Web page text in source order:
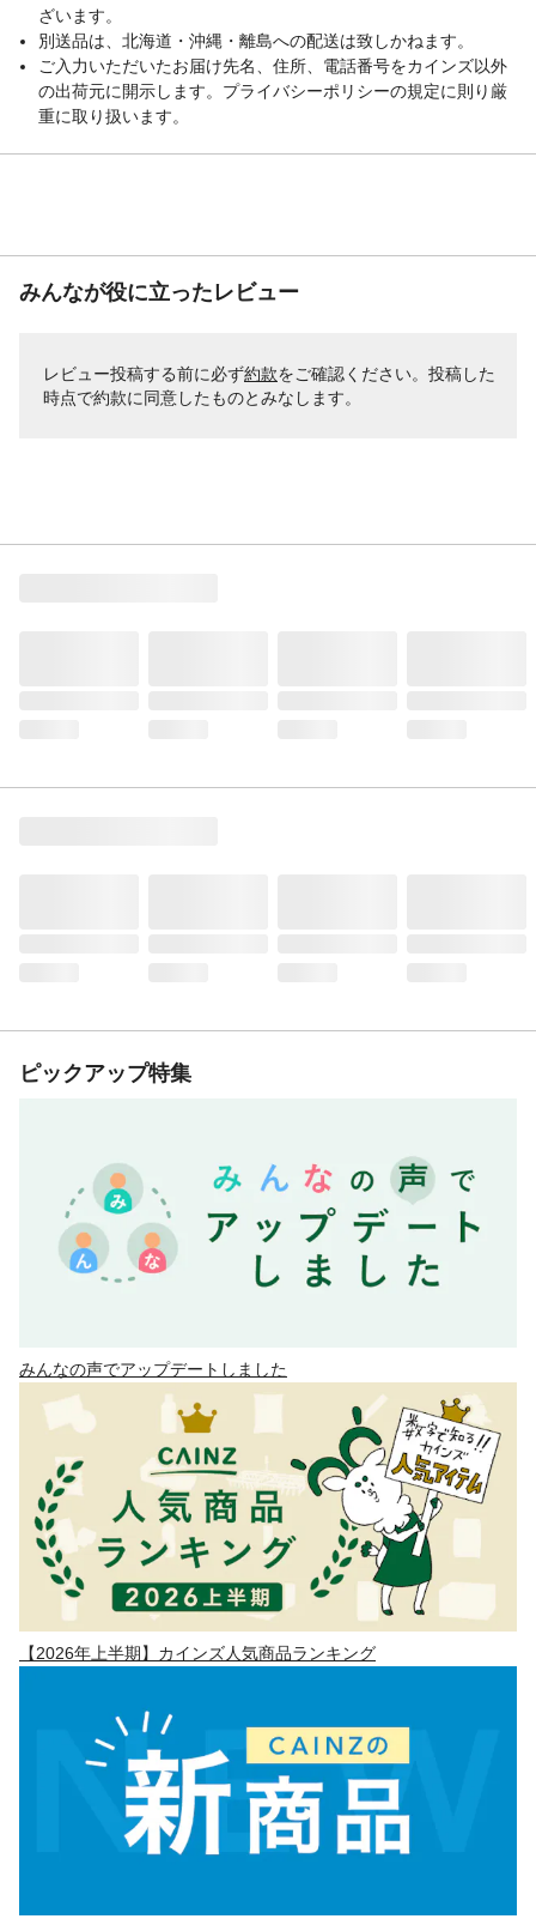
ざいます。
別送品は、北海道・沖縄・離島への配送は致しかねます。
ご入力いただいたお届け先名、住所、電話番号をカインズ以外
の出荷元に開示します。プライバシーポリシーの規定に則り厳
重に取り扱います。
みんなが役に立ったレビュー
レビュー投稿する前に必ず約款をご確認ください。投稿した
時点で約款に同意したものとみなします。
ピックアップ特集
みんなの声でアップデートしました
【2026年上半期】カインズ人気商品ランキング